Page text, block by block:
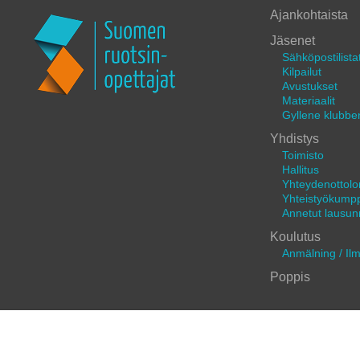
Ajankohtaista
Jäsenet
Kilpailut
Avustukset
Materiaalit
Gyllene
Yhdistys
Toimisto
Hallitus
Annetut
Koulutus
Anmälning /
Poppis